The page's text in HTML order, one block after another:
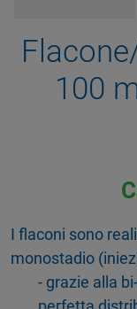
100
I flaconi sono
monostadio
- grazie alla